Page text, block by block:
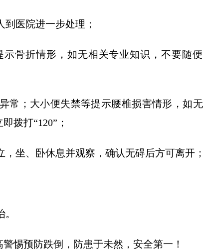
医院进一步处理；
骨折情形，如无相关专业知识，不要随
常；大小便失禁等提示腰椎损害情形，如
拨打“120”；
坐、卧休息并观察，确认无碍后方可离开；
惕预防跌倒，防患于未然，安全第一！